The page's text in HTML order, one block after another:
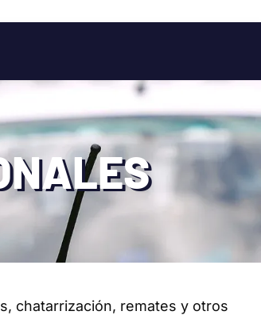
chatarrización, remates y otros